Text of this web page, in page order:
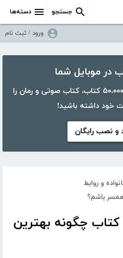
دسته‌ها جستجو
ورود / ثبت نام
با اپلیکیشن کتابراه، بیش از ۵۰،۰۰۰ کتاب، کتاب صوتی و رمان را
خود داشته باشید!
و نصب رایگان
و روابط
باشم؟
دانلود رایگان pdf کتاب چگونه بهترین